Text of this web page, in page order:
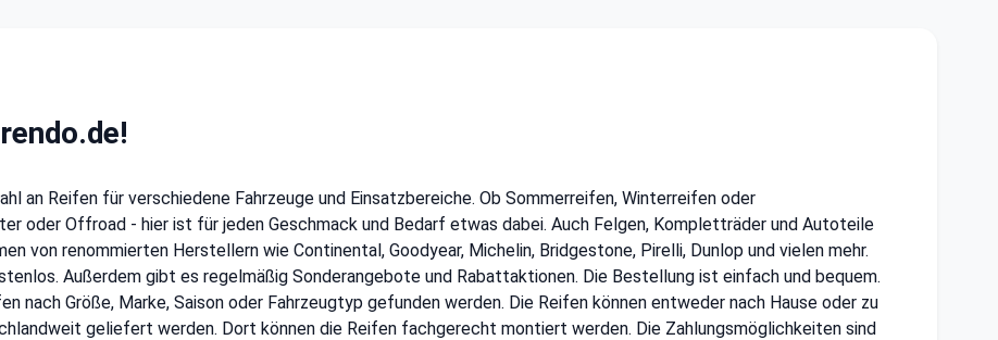
an Reifen für verschiedene Fahrzeuge und Einsatzbereiche. Ob Sommerreifen, Winterreifen oder
oder Offroad - hier ist für jeden Geschmack und Bedarf etwas dabei. Auch Felgen, Kompletträder und Autoteile
von renommierten Herstellern wie Continental, Goodyear, Michelin, Bridgestone, Pirelli, Dunlop und vielen mehr.
Außerdem gibt es regelmäßig Sonderangebote und Rabattaktionen. Die Bestellung ist einfach und bequem.
nach Größe, Marke, Saison oder Fahrzeugtyp gefunden werden. Die Reifen können entweder nach Hause oder zu
geliefert werden. Dort können die Reifen fachgerecht montiert werden. Die Zahlungsmöglichkeiten sind